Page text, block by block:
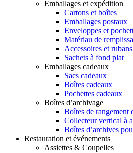
Emballages et expédition
Cartons et boîtes
Emballages postaux
Enveloppes et
Matériau de
Accessoires et
Sachets à fond plat
Emballages cadeaux
Sacs cadeaux
Boîtes cadeaux
Pochettes cadeaux
Boîtes d’archivage
Boîtes de rangement
Collecteur vertical à
Boîtes d’archives
Restauration et événements
Assiettes & Coupelles